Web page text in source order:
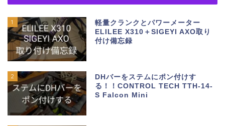
1
軽量クランクとパワーメーター
ELILEE X310＋SIGEYI AXO取り
付け備忘録
2
DHバーをステムにポン付けす
る！！CONTROL TECH TTH-14-
S Falcon Mini